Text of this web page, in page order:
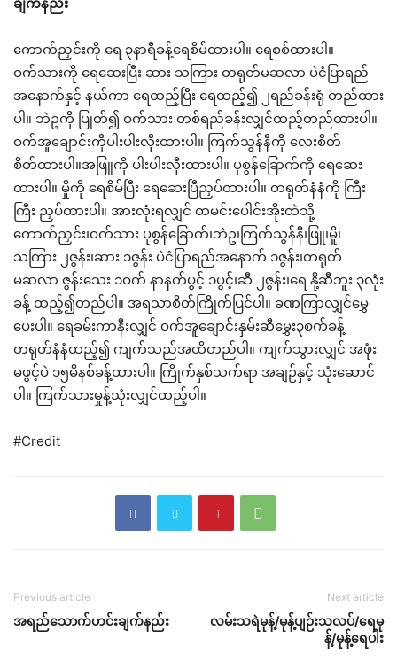
ကောက်ညှင်းကို ရေ ၃နာရီခန့်ရေစိမ်ထားပါ။ ရေစစ်ထားပါ။
ဝက်သားကို ရေဆေးပြီး ဆား သကြား တရုတ်မဆလာ ပဲငံပြာရည်
အနောက်နှင့် နယ်ကာ ရေထည့်ပြီး ရေထည့်၍ ၂ရည်ခန်းရုံ တည်ထား
ပါ။ ဘဲဥကို ပြုတ်၍ ဝက်သား တစ်ရည်ခန်းလျှင်ထည့်တည်ထားပါ။
ဝက်အူချောင်းကိုပါးပါးလှီးထားပါ။ ကြက်သွန်နီကို လေးစိတ်
စိတ်ထားပါ။အဖြူကို ပါးပါးလှီးထားပါ။ ပုစွန်ခြောက်ကို ရေဆေး
ထားပါ။ မှိုကို ရေစိမ်ပြီး ရေဆေးပြီညှပ်ထားပါ။ တရုတ်နံနံကို ကြီး
ကြီး ညှပ်ထားပါ။ အားလုံးရလျှင် ထမင်းပေါင်းအိုးထဲသို့
ကောက်ညှင်း၊ဝက်သား ပုစွန်ခြောက်၊ဘဲဥ၊ကြက်သွန်နီ၊ဖြူ၊မိူ၊
သကြား ၂ဇွန်း၊ဆား ၁ဇွန်း ပဲငံပြာရည်အနောက် ၁ဇွန်း၊တရုတ်
မဆလာ ဇွန်းသေး ၁ဝက် နာနတ်ပွင့် ၁ပွင့်၊ဆီ ၂ဇွန်း၊ရေ နို့ဆီဘူး ၃လုံး
ခန့် ထည့်၍တည်ပါ။ အရသာစိတ်ကြိုက်ပြင်ပါ။ ခဏကြာလျှင်မွှေ
ပေးပါ။ ရေခမ်းကာနီးလျှင် ဝက်အူချောင်းနှမ်းဆီမွှေး၃စက်ခန့်
တရုတ်နံနံထည့်၍ ကျက်သည်အထိတည်ပါ။ ကျက်သွားလျှင် အဖုံး
မဖွင့်ပဲ ၁၅မိနစ်ခန့်ထားပါ။ ကြိုက်နှစ်သက်ရာ အချဉ်နှင့် သုံးဆောင်
ပါ။ ကြက်သားမှုန့်သုံးလျှင်ထည့်ပါ။
#Credit
Previous article
အရည်သောက်ဟင်းချက်နည်း
Next article
လမ်းသရဲမုန့်/မုန့်ပျဉ်းသလပ်/ရေမု
န့်/မုန့်ရေပါး